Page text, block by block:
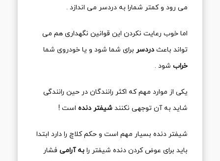
می رود و کمتر شمارا به دردسر می اندازد .
اما خوب رعایت نکردن این قوانین نگهداری هم می
تواند باعث دردسربرای شما شود و یا خودروی شما
خرابشود .
یکی از موارد مهم که اکثر رانندگان در حین رانندگی
شاید به آن توجهی نکنند شیفتر دندهاست !
شیفتر دنده بسیار مهم است و حکم کلاچ را دارد ابتدا
باید برای عوض کردن دنده شیفتر را به آرامیفشار